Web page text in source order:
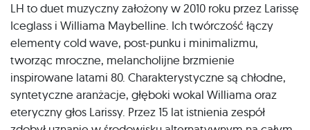
LH to duet muzyczny założony w 2010 roku przez Larissę
Iceglass i Williama Maybelline. Ich twórczość łączy
elementy cold wave, post-punku i minimalizmu,
tworząc mroczne, melancholijne brzmienie
inspirowane latami 80. Charakterystyczne są chłodne,
syntetyczne aranżacje, głęboki wokal Williama oraz
eteryczny głos Larissy. Przez 15 lat istnienia zespół